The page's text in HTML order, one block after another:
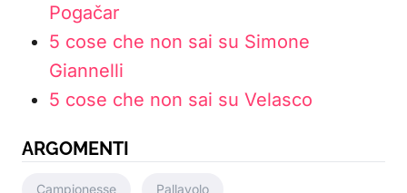
Pogačar
5 cose che non sai su Simone
Giannelli
5 cose che non sai su Velasco
ARGOMENTI
Campionesse Pallavolo